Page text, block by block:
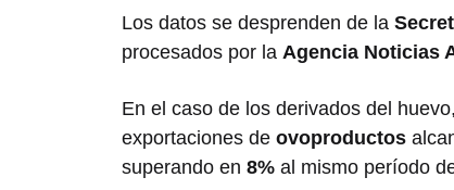
Los datos se desprenden de la
procesados por la Agencia Noticias
En el caso de los derivados del
exportaciones de ovoproductos
superando en 8% al mismo período